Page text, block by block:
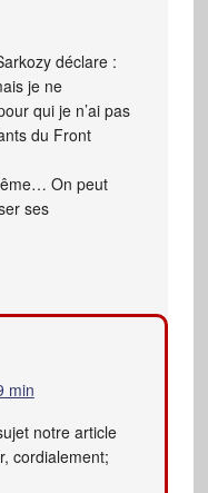
déclare :
je ne
qui je n’ai pas
du Front
On peut
ses
min
notre article
cordialement;